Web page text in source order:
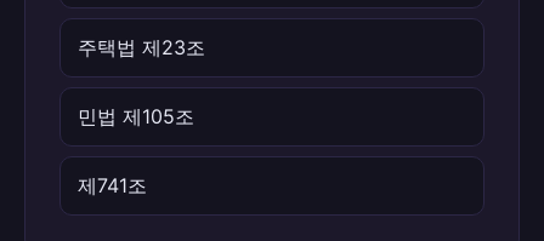
주택법 제23조
민법 제105조
제741조